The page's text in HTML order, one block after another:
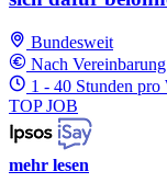
Bundesweit
Nach Vereinbarung
1 - 40 Stunden pro
TOP JOB
mehr lesen